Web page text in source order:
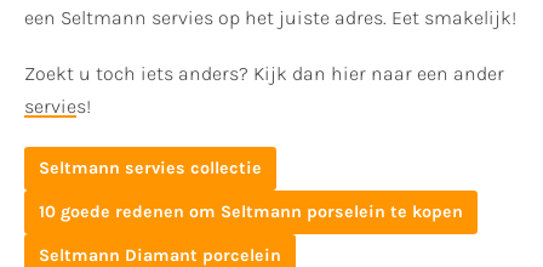
een Seltmann servies op het juiste adres. Eet smakelijk!
Zoekt u toch iets anders? Kijk dan hier naar een ander
servies!
Seltmann servies collectie
10 goede redenen om Seltmann porselein te kopen
Seltmann Diamant porcelein